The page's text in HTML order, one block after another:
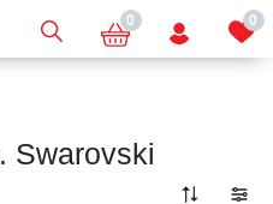
0 0
Swarovski